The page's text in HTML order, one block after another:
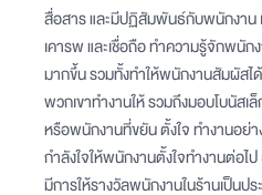
สื่อสาร และมีปฏิสัมพันธ์กับพนักงาน
เคารพ และเชื่อถือ ทำความรู้จักพนัก
มากขึ้น รวมทั้งทำให้พนักงานสัมผัสไ
พวกเขาทำงานให้รวมถึงมอบโบนัสเ
หรือพนักงานที่ขยัน ตั้งใจ ทำงานอย่
กำลังใจให้พนักงานตั้งใจทำงานต่อไ
มีการให้รางวัลพนักงานในร้านเป็นป